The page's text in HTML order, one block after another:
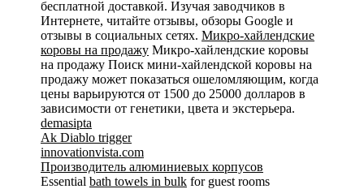
бесплатной доставкой. Изучая заводчиков в
Интернете, читайте отзывы, обзоры Google и
отзывы в социальных сетях. Микро-хайлендские
коровы на продажу Микро-хайлендские коровы
на продажу Поиск мини-хайлендской коровы на
продажу может показаться ошеломляющим, когда
цены варьируются от 1500 до 25000 долларов в
зависимости от генетики, цвета и экстерьера.
demasipta
Ak Diablo trigger
innovationvista.com
Производитель алюминиевых корпусов
Essential bath towels in bulk for guest rooms